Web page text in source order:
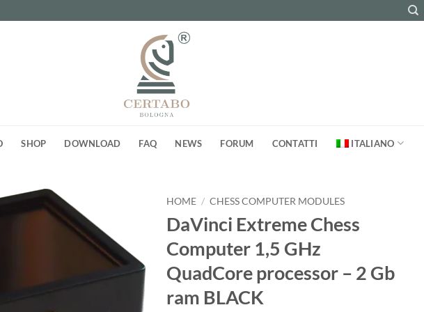
SHOP DOWNLOAD FAQ NEWS FORUM CONTATTI ITALIANO
Aggiungi
alla lista
dei
HOME / CHESS COMPUTER MODULES
DaVinci Extreme Chess
Computer 1,5 GHz
QuadCore processor – 2 Gb
ram BLACK